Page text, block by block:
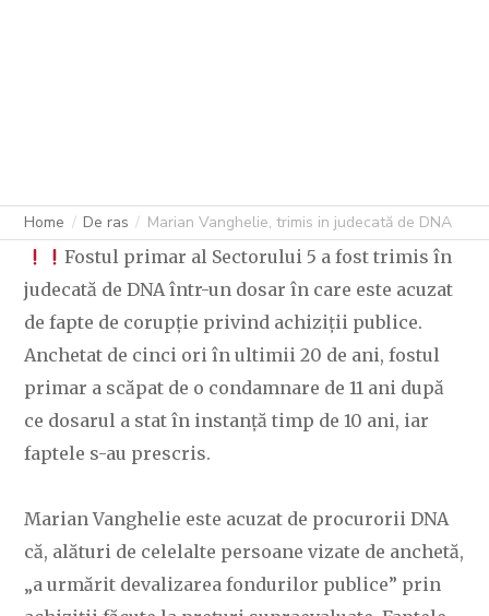
Home De ras Marian Vanghelie, trimis in judecată de DNA
Fostul primar al Sectorului 5 a fost trimis în
judecată de DNA într-un dosar în care este acuzat
de fapte de corupție privind achiziții publice.
Anchetat de cinci ori în ultimii 20 de ani, fostul
primar a scăpat de o condamnare de 11 ani după
ce dosarul a stat în instanță timp de 10 ani, iar
faptele s-au prescris.
Marian Vanghelie este acuzat de procurorii DNA
că, alături de celelalte persoane vizate de anchetă,
„a urmărit devalizarea fondurilor publice” prin